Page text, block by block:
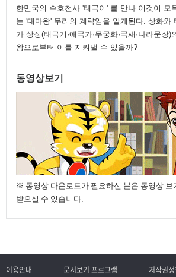
한민국의 수호천사 '태극이' 를 만나 이것이 모
는 '대마왕' 무리의 계략임을 알게된다. 상화와
가 상징(태극기·애국가·무궁화·국새·나라문장
왕으로부터 이를 지켜낼 수 있을까?
동영상보기
※ 동영상 다운로드가 필요하신 분은 동영상 보
받으실 수 있습니다.
이용안내 문서보기 프로그램 저작권